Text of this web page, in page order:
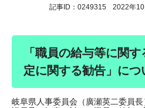
記事ID：0249315 2022年
「職員の給与等に関
定に関する勧告」につ
岐阜県人事委員会（廣瀬英二委員長